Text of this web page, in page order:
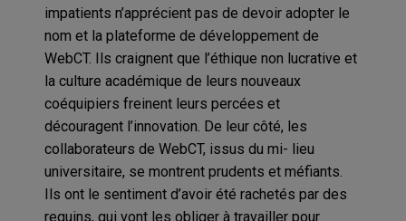
impatients n’apprécient pas de devoir adopter le
nom et la plateforme de développement de
WebCT. Ils craignent que l’éthique non lucrative et
la culture académique de leurs nouveaux
coéquipiers freinent leurs percées et
découragent l’innovation. De leur côté, les
collaborateurs de WebCT, issus du mi- lieu
universitaire, se montrent prudents et méfiants.
Ils ont le sentiment d’avoir été rachetés par des
requins, qui vont les obliger à travailler pour